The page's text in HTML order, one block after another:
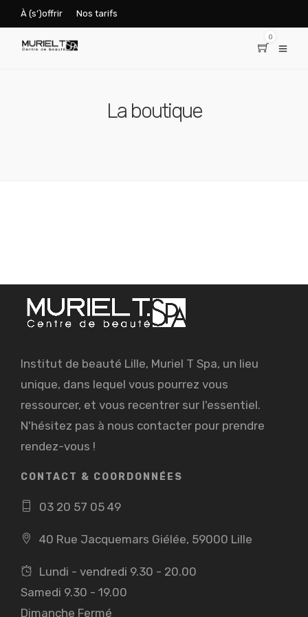
À (s’)offrir Nos tarifs
0
La boutique
Institut de beauté Lille, Muriel T Spa, un lieu
unique, dans lequel vous pourrez vous
ressourcer, et vous recentrer sur l'essentiel.
N'hésitez pas à nous contacter pour prendre
rendez-vous !
CONTACT & COORDONNÉES
03 20 57 05 49
40 Rue Jacquemars Giélée, 59000 Lille
Lundi - vendredi 9.30 - 20.00
Samedi 9.30 - 19.00
Dimanche Fermé